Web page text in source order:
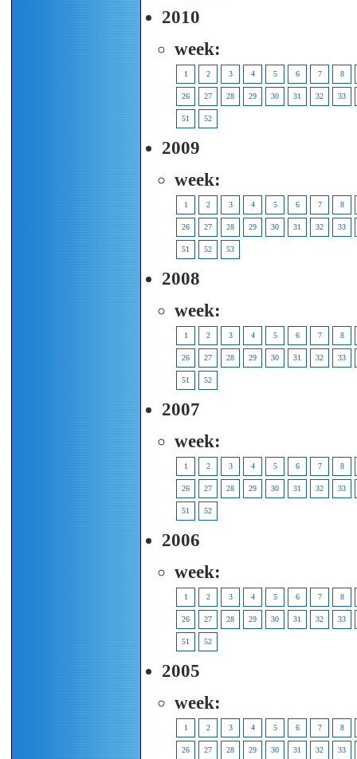
2010
week:
1 2 3 4 5 6 7 8
26 27 28 29 30 31 32 33
51 52
2009
week:
1 2 3 4 5 6 7 8
26 27 28 29 30 31 32 33
51 52 53
2008
week:
1 2 3 4 5 6 7 8
26 27 28 29 30 31 32 33
51 52
2007
week:
1 2 3 4 5 6 7 8
26 27 28 29 30 31 32 33
51 52
2006
week:
1 2 3 4 5 6 7 8
26 27 28 29 30 31 32 33
51 52
2005
week:
1 2 3 4 5 6 7 8
26 27 28 29 30 31 32 33